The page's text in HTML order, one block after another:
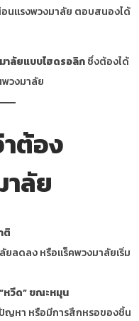
อนแรงพวงมาลัย ตอบสนองได้
าลัยแบบไฮดรอลิกซึ่งต้องได้
พวงมาลัย
ต้อง
ลัย
ติ
ยลดลง หรือแร็คพวงมาลัยเริ่ม
หวีด” ขณะหมุน
หา หรือมีการสึกหรอของชิ้น